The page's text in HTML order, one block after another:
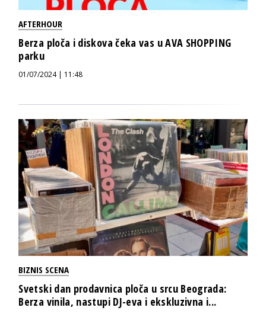
AFTERHOUR
Berza ploča i diskova čeka vas u AVA SHOPPING
parku
01/07/2024 | 11:48
BIZNIS SCENA
Svetski dan prodavnica ploča u srcu Beograda:
Berza vinila, nastupi DJ-eva i ekskluzivna i...